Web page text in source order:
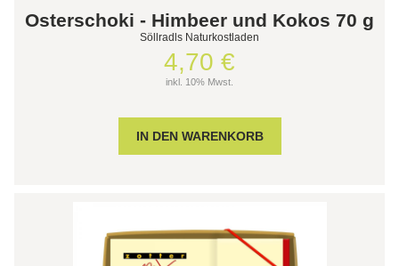
Osterschoki - Himbeer und Kokos 70 g
Söllradls Naturkostladen
4,70 €
inkl. 10% Mwst.